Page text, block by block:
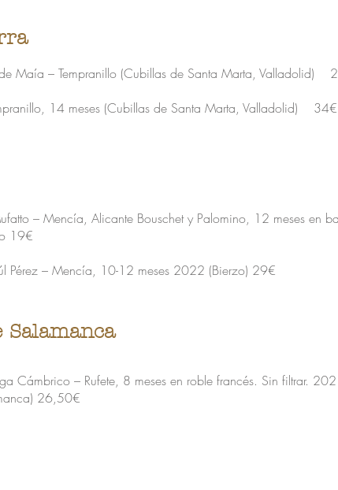
Maía – Tempranillo (Cubillas de Santa Marta, Valladolid)
14 meses (Cubillas de Santa Marta, Valladolid) 34€
– Mencía, Alicante Bouschet y Palomino, 12 meses en
19€
Pérez – Mencía, 10-12 meses 2022 (Bierzo) 29€
Salamanca
Cámbrico – Rufete, 8 meses en roble francés. Sin filtrar.
26,50€